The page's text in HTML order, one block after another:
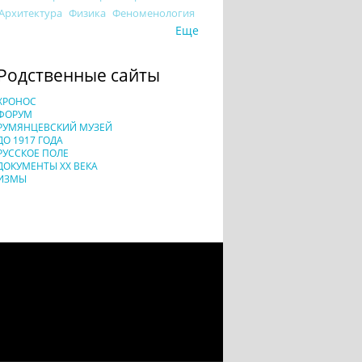
Физика Феноменология
Еще
сайты
МУЗЕЙ
1917 ГОДА
ПОЛЕ
XX ВЕКА